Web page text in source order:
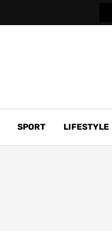
SPORT LIFESTYLE